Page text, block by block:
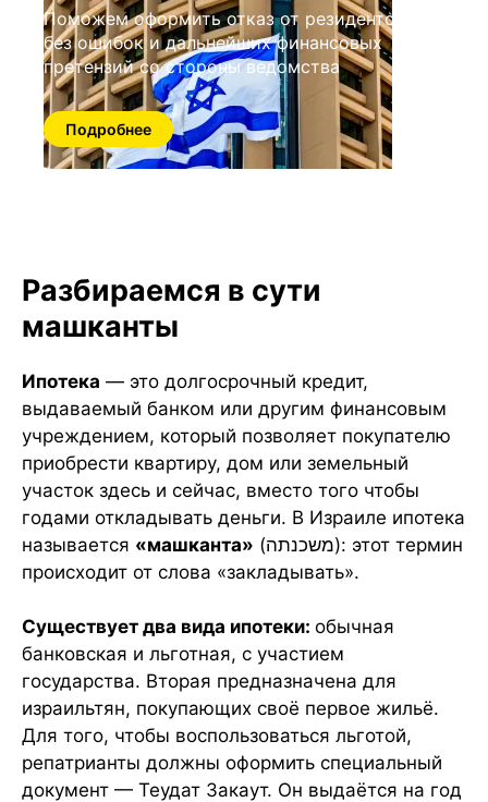
Поможем оформить отказ от резидентства
без ошибок и дальнейших финансовых
претензий со стороны ведомства
Подробнее
Разбираемся в сути
машканты
Ипотека — это долгосрочный кредит,
выдаваемый банком или другим финансовым
учреждением, который позволяет покупателю
приобрести квартиру, дом или земельный
участок здесь и сейчас, вместо того чтобы
годами откладывать деньги. В Израиле ипотека
называется «машканта» (משכנתה): этот термин
происходит от слова «закладывать».
Существует два вида ипотеки: обычная
банковская и льготная, с участием
государства. Вторая предназначена для
израильтян, покупающих своё первое жильё.
Для того, чтобы воспользоваться льготой,
репатрианты должны оформить специальный
документ — Теудат Закаут. Он выдаётся на год